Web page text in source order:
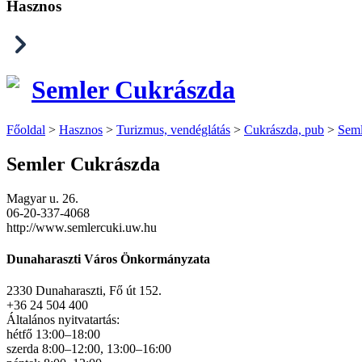
Hasznos
Semler Cukrászda
Főoldal > Hasznos > Turizmus, vendéglátás > Cukrászda, pub >
Semler Cukrászda
Magyar u. 26.
06-20-337-4068
http://www.semlercuki.uw.hu
Dunaharaszti Város Önkormányzata
2330 Dunaharaszti, Fő út 152.
+36 24 504 400
Általános nyitvatartás:
hétfő 13:00–18:00
szerda 8:00–12:00, 13:00–16:00